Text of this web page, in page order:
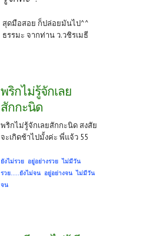
สุดมือสอย ก็ปล่อยมันไป^^
ธรรมะ จากท่าน ว.วชิรเมธี
พริกไม่รู้จักเลย
สักกะนิด
พริกไม่รู้จักเลยสักกะนิด สงสัย
จะเกิดช้าไปมั้งค่ะ พี่แจ้ว 55
ยังไม่รวย อยู่อย่างรวย ไม่มีวัน
รวย.....ยังไม่จน อยู่อย่างจน ไม่มีวัน
จน